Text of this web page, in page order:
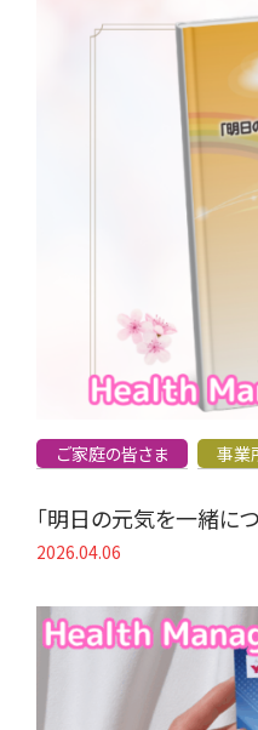
ご家庭の皆さま 事業
「明日の元気を一緒に
2026.04.06